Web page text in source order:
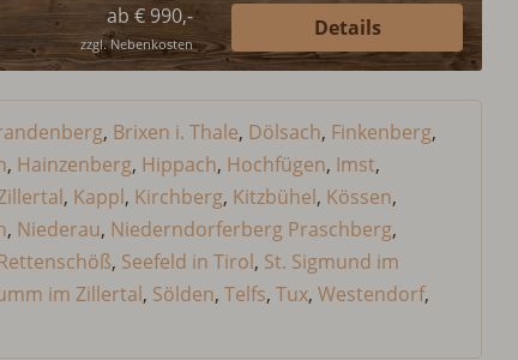
ab € 990,-
zzgl. Nebenkosten
Details
, Brixen i. Thale, Dölsach, Finkenberg,
, Hainzenberg, Hippach, Hochfügen, Imst,
, Kappl, Kirchberg, Kitzbühel, Kössen,
, Niederau, Niederndorferberg Praschberg,
, Seefeld in Tirol, St. Sigmund im
im Zillertal, Sölden, Telfs, Tux, Westendorf,